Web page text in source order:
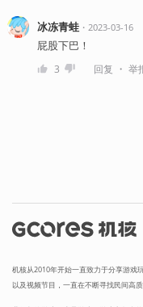
冰冻青蛙・ 2023-03-16
屁股下巴！
3 回复 ・ 举
机核从2010年开始一直致力于分享游戏
以及视频节目，一直在不断寻找民间高质